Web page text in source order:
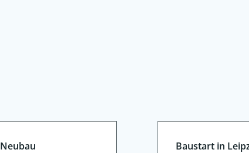
Neubau
Baustart in